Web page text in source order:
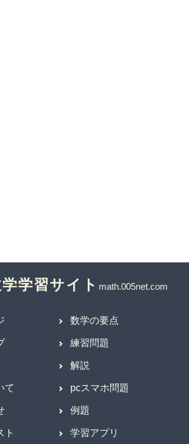
学習サイト
て
ト
数学の要点
練習問題
解説
pcスマホ問題
例題
学習アプリ